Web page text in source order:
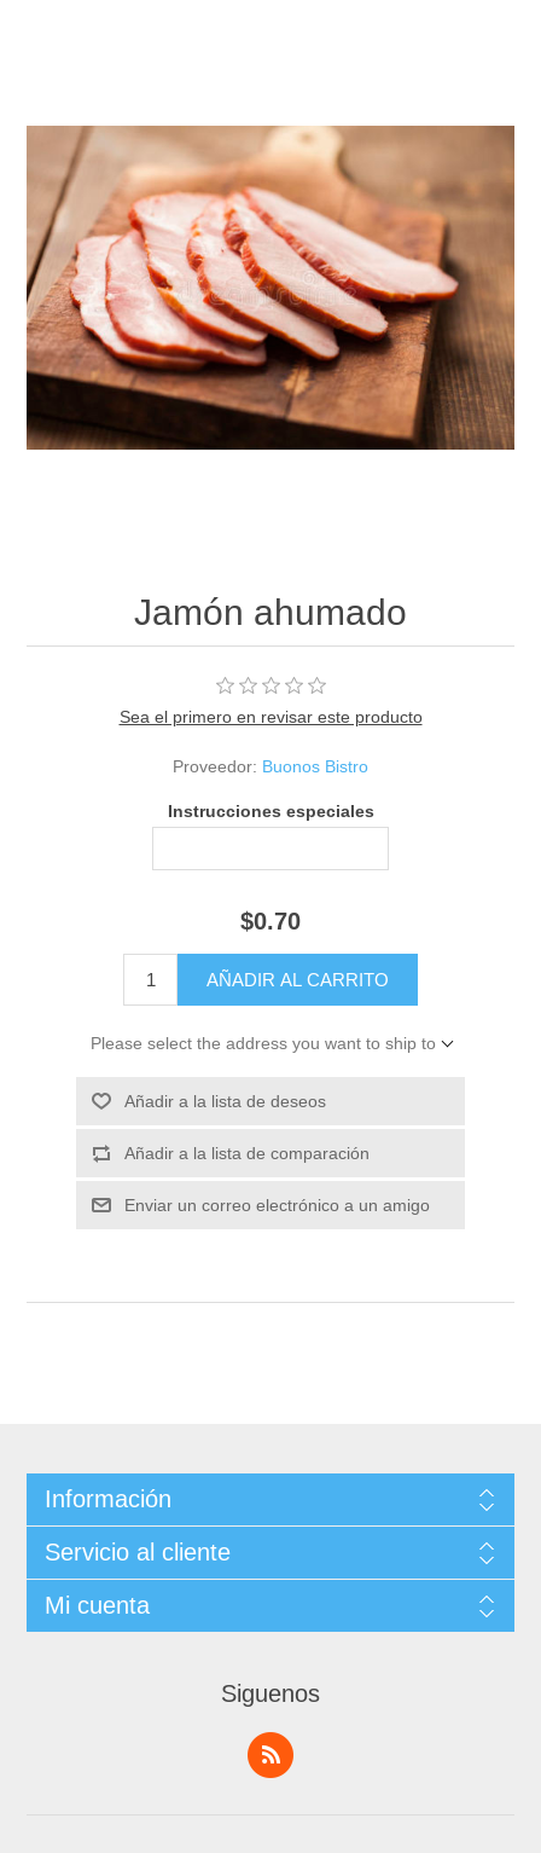
Jamón ahumado
Sea el primero en revisar este producto
Proveedor: Buonos Bistro
Instrucciones especiales
$0.70
Please select the address you want to ship to
Información
Servicio al cliente
Mi cuenta
Siguenos